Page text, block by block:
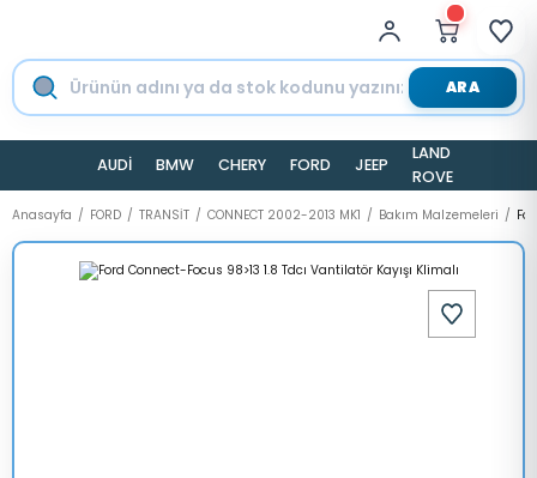
ARA
AUDİ BMW CHERY FORD JEEP
LAND
ROVER
Anasayfa FORD TRANSİT CONNECT 2002-2013 MK1 Bakım Malzemeleri